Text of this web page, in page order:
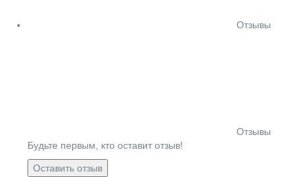
Отзывы
Отзывы
Будьте первым, кто оставит отзыв!
Оставить отзыв